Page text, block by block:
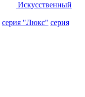
Искусственный
серия "Люкс" серия